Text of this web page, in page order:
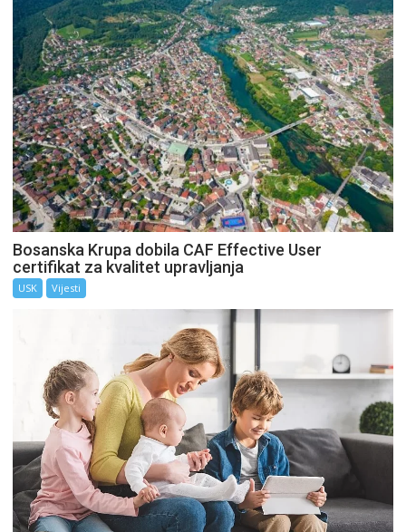
Bosanska Krupa dobila CAF Effective User
certifikat za kvalitet upravljanja
USK Vijesti